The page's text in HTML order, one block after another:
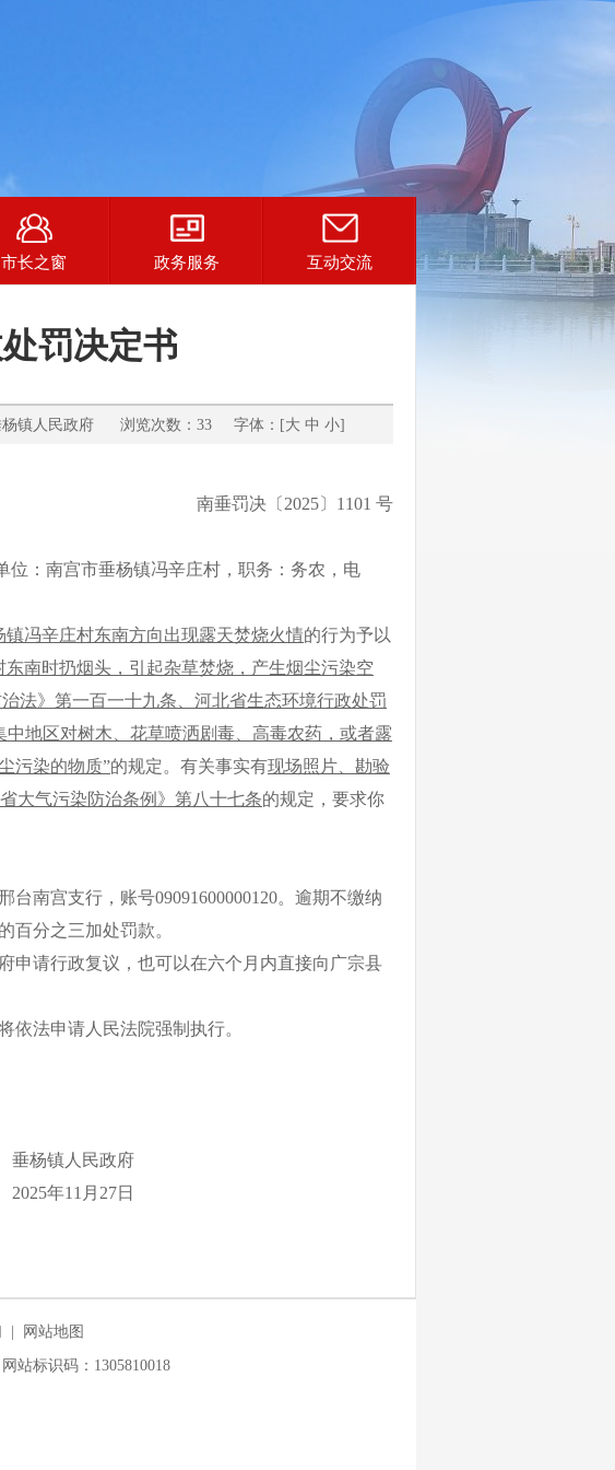
市长之窗 政务服务 互动交流
罚决定书
镇人民政府 浏览次数：33 字体：[大 中 小]
南垂罚决 〔 2025〕 1101 号
位：南宫市垂杨镇冯辛庄村，职务：务农，电
冯辛庄村东南方向出现露天焚烧火情的行为予以
南时扔烟头，引起杂草焚烧，产生烟尘污染空
法》第一百一十九条、河北省生态环境行政处罚
中地区对树木、花草喷洒剧毒、高毒农药，或者露
污染的物质”的规定。 有关事实有现场照片、勘验
省大气污染防治条例》第八十七条的规定， 要求你
台南宫支行，账号09091600000120。逾期不缴纳
百分之三加处罚款。
申请行政复议， 也可以在六个月内直接向 广宗县
依法申请人民法院强制执行。
垂杨镇人民政府
2025年11 月 27日
网站地图
站标识码：1305810018